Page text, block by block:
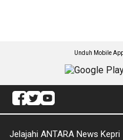
Unduh Mobile
Jelajahi ANTARA News Kepri